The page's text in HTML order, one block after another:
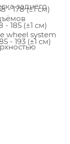
заднего
wheel system
- 178 (±1 см)
185 (±1 см)
- 193 (±1 см)